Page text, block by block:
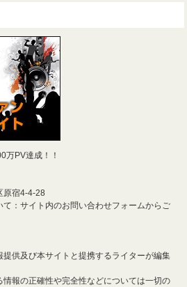
万PV達成！！
原宿4-4-28
：サイト内のお問い合わせフォームからご
提供及び本サイトと提携するライターが編集
情報の正確性や完全性などについては一切の